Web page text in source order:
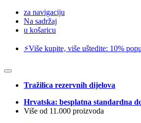
za navigaciju
Na sadržaj
u košaricu
⚡️Više kupite, više uštedite: 10%
Tražilica rezervnih dijelova
Hrvatska: besplatna standardna
Više od 11.000 proizvoda